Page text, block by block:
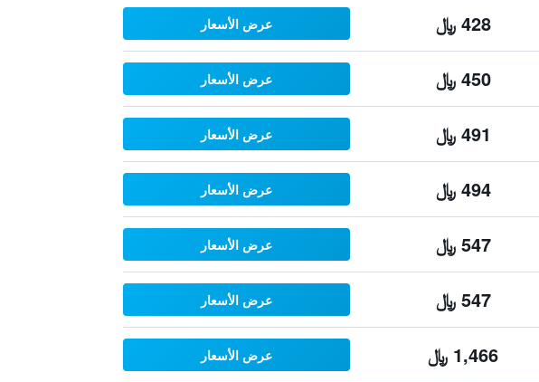
428 ﷼ عرض الأسعار
450 ﷼ عرض الأسعار
491 ﷼ عرض الأسعار
494 ﷼ عرض الأسعار
547 ﷼ عرض الأسعار
547 ﷼ عرض الأسعار
1,466 ﷼ عرض الأسعار